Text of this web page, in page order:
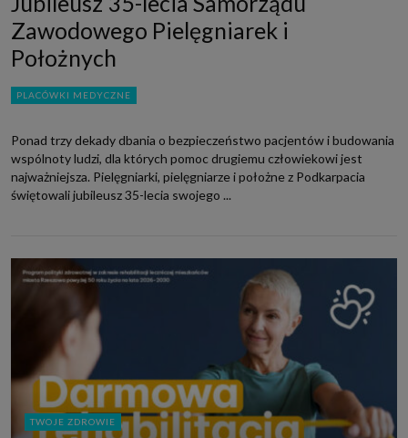
Zawodowego Pielęgniarek i
Położnych
PLACÓWKI MEDYCZNE
Ponad trzy dekady dbania o bezpieczeństwo pacjentów i budowania
wspólnoty ludzi, dla których pomoc drugiemu człowiekowi jest
najważniejsza. Pielęgniarki, pielęgniarze i położne z Podkarpacia
świętowali jubileusz 35-lecia swojego ...
TWOJE ZDROWIE